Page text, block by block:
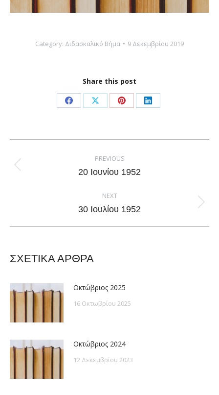
Category: Διδασκαλικό Βήμα 9 Δεκεμβρίου 2019
Share this post
Share
Facebook
Share
X
Share
Pinterest
Share
LinkedIn
navigation
PREVIOUS
Previous
20 Ιουνίου 1952
NEXT
Next
30 Ιουλίου 1952
ΣΧΕΤΙΚΑ ΑΡΘΡΑ
Οκτώβριος 2025
16 Οκτωβρίου 2025
Οκτώβριος 2024
12 Δεκεμβρίου 2023